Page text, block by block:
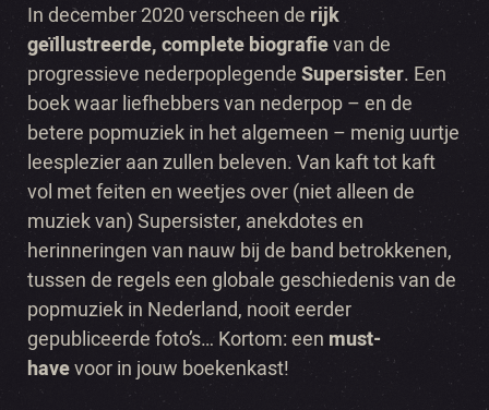
In december 2020 verscheen de rijk
geïllustreerde, complete biografievan de
progressieve nederpoplegendeSupersister. Een
boek waar liefhebbers van nederpop – en de
betere popmuziek in het algemeen – menig uurtje
leesplezier aan zullen beleven. Van kaft tot kaft
vol met feiten en weetjes over (niet alleen de
muziek van) Supersister, anekdotes en
herinneringen van nauw bij de band betrokkenen,
tussen de regels een globale geschiedenis van de
popmuziek in Nederland, nooit eerder
gepubliceerde foto’s… Kortom: een must-
havevoor in jouw boekenkast!